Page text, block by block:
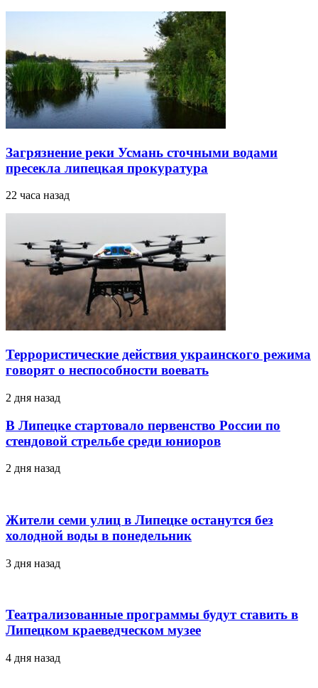
Загрязнение реки Усмань сточными водами
пресекла липецкая прокуратура
22 часа назад
Террористические действия украинского режима
говорят о неспособности воевать
2 дня назад
В Липецке стартовало первенство России по
стендовой стрельбе среди юниоров
2 дня назад
Жители семи улиц в Липецке останутся без
холодной воды в понедельник
3 дня назад
Театрализованные программы будут ставить в
Липецком краеведческом музее
4 дня назад